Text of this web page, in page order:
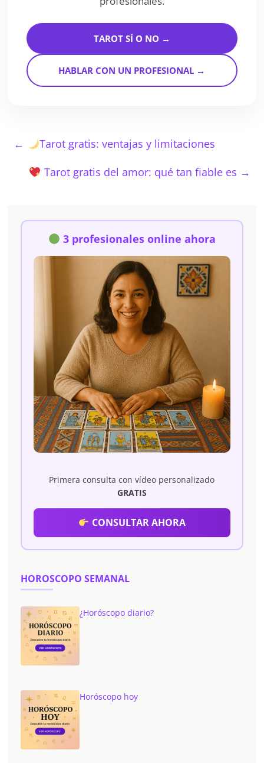
TAROT SÍ O NO →
HABLAR CON UN PROFESIONAL →
←
Tarot gratis: ventajas y limitaciones
Tarot gratis del amor: qué tan fiable es →
3 profesionales online ahora
Primera consulta con vídeo personalizado
GRATIS
CONSULTAR AHORA
HOROSCOPO SEMANAL
¿Horóscopo diario?
Horóscopo hoy